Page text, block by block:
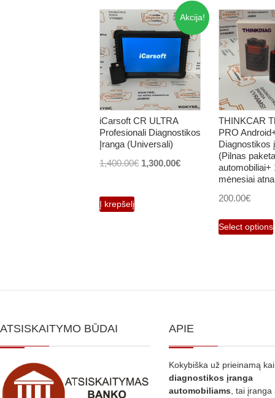
Akcija!
iCarsoft CR ULTRA
Profesionali Diagnostikos
Įranga (Universali)
1,400.00€ Original
1,300.00€Current
Į krepšelį
THINKCAR
PRO
Diagnostikos
(Pilnas
automobiliai+
mėnesiai
200.00€
Select options
ATSISKAITYMO BŪDAI APIE
Kokybiška už prieinamą
diagnostikos įranga
automobiliams , tai